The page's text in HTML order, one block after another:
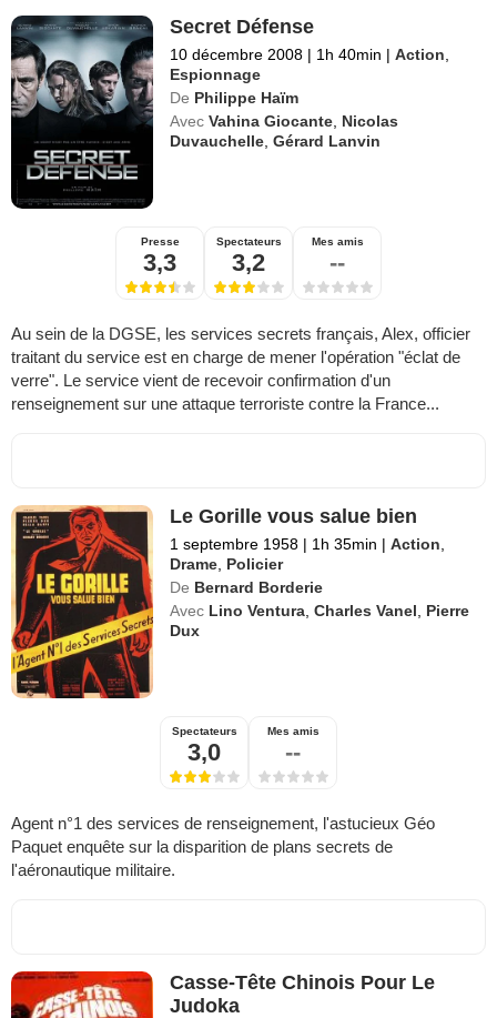
Secret Défense
10 décembre 2008 | 1h 40min | Action
Espionnage
De Philippe Haïm
Avec Vahina Giocante Nicolas
Duvauchelle ,Gérard Lanvin
Presse
3,3
Spectateurs
3,2
Mes amis
--
Au sein de la DGSE, les services secrets français, Alex, officier
traitant du service est en charge de mener l'opération "éclat de
verre". Le service vient de recevoir confirmation d'un
renseignement sur une attaque terroriste contre la France...
Le Gorille vous salue bien
1 septembre 1958 | 1h 35min | Action
Drame Policier
De Bernard Borderie
Avec Lino Ventura ,Charles Vanel
Pierre
Dux
Spectateurs
3,0
Mes amis
--
Agent n°1 des services de renseignement, l'astucieux Géo
Paquet enquête sur la disparition de plans secrets de
l'aéronautique militaire.
Casse-Tête Chinois Pour Le
Judoka